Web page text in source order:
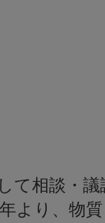
て相談・
より、物